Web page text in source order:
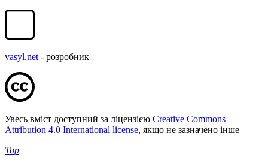
vasyl.net - розробник
Увесь вміст доступний за ліцензією Creative Commons
Attribution 4.0 International license, якщо не зазначено інше
Top